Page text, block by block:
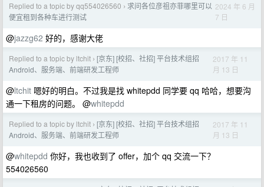
Replied to a topic by qq554026560 › 求问各位彦祖亦菲哪里可以
便宜租到各种车进行测试
2024 年 6 月
7 日
@jazzg62 好的，感谢大佬
Replied to a topic by ltchit › [京东] [校招、社招] 平台技术组招
Android、服务端、前端研发工程师
2017 年 11
月 13 日
@ltchit 嗯好的明白。不过我是找 whitepdd 同学要 qq 哈哈，想要沟
通一下租房的问题。 @whitepdd
Replied to a topic by ltchit › [京东] [校招、社招] 平台技术组招
Android、服务端、前端研发工程师
2017 年 11
月 13 日
@whitepdd 你好，我也收到了 offer，加个 qq 交流一下？
554026560